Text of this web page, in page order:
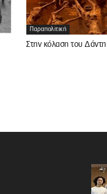
Παραπολιτική
Στην κόλαση του Δάντη